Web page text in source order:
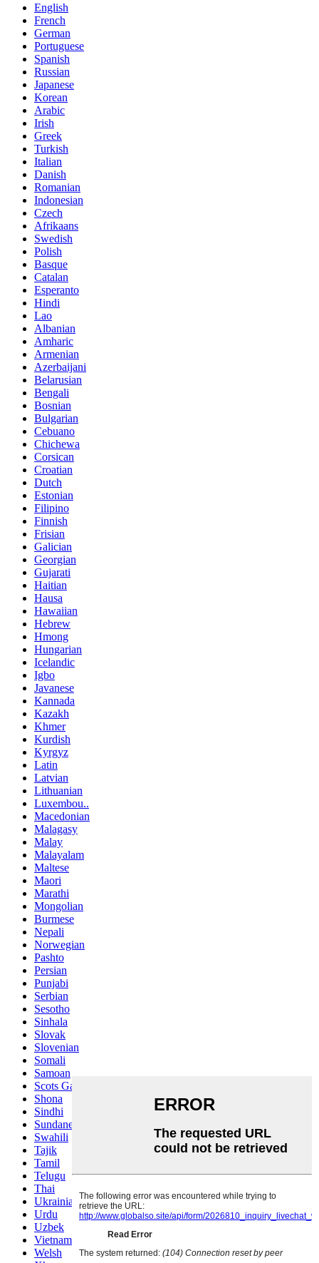
English
French
German
Portuguese
Spanish
Russian
Japanese
Korean
Arabic
Irish
Greek
Turkish
Italian
Danish
Romanian
Indonesian
Czech
Afrikaans
Swedish
Polish
Basque
Catalan
Esperanto
Hindi
Lao
Albanian
Amharic
Armenian
Azerbaijani
Belarusian
Bengali
Bosnian
Bulgarian
Cebuano
Chichewa
Corsican
Croatian
Dutch
Estonian
Filipino
Finnish
Frisian
Galician
Georgian
Gujarati
Haitian
Hausa
Hawaiian
Hebrew
Hmong
Hungarian
Icelandic
Igbo
Javanese
Kannada
Kazakh
Khmer
Kurdish
Kyrgyz
Latin
Latvian
Lithuanian
Luxembou..
Macedonian
Malagasy
Malay
Malayalam
Maltese
Maori
Marathi
Mongolian
Burmese
Nepali
Norwegian
Pashto
Persian
Punjabi
Serbian
Sesotho
Sinhala
Slovak
Slovenian
Somali
Samoan
Scots Gaelic
Shona
Sindhi
Sundanese
Swahili
Tajik
Tamil
Telugu
Thai
Ukrainian
Urdu
Uzbek
Vietnamese
Welsh